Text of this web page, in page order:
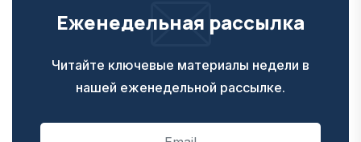
Еженедельная рассылка
Читайте ключевые материалы недели в
нашей еженедельной рассылке.